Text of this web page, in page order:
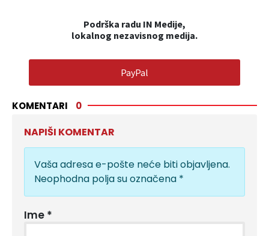
Podrška radu IN Medije,
lokalnog nezavisnog medija.
PayPal
KOMENTARI 0
NAPIŠI KOMENTAR
Vaša adresa e-pošte neće biti objavljena.
Neophodna polja su označena *
Ime *